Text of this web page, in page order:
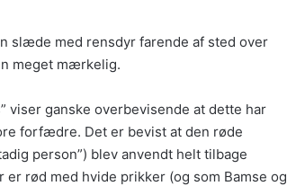
slæde med rensdyr farende af sted over
meget mærkelig.
viser ganske overbevisende at dette har
forfædre. Det er bevist at den røde
person”) blev anvendt helt tilbage
rød med hvide prikker (og som Bamse og